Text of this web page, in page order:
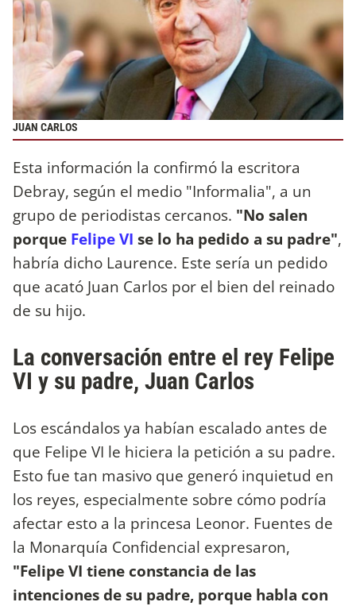
JUAN CARLOS
Esta información la confirmó la escritora
Debray, según el medio "Informalia", a un
grupo de periodistas cercanos. "No salen
porque Felipe VI se lo ha pedido a su padre",
habría dicho Laurence. Este sería un pedido
que acató Juan Carlos por el bien del reinado
de su hijo.
La conversación entre el rey Felipe
VI y su padre, Juan Carlos
Los escándalos ya habían escalado antes de
que Felipe VI le hiciera la petición a su padre.
Esto fue tan masivo que generó inquietud en
los reyes, especialmente sobre cómo podría
afectar esto a la princesa Leonor. Fuentes de
la Monarquía Confidencial expresaron,
"Felipe VI tiene constancia de las
intenciones de su padre, porque habla con